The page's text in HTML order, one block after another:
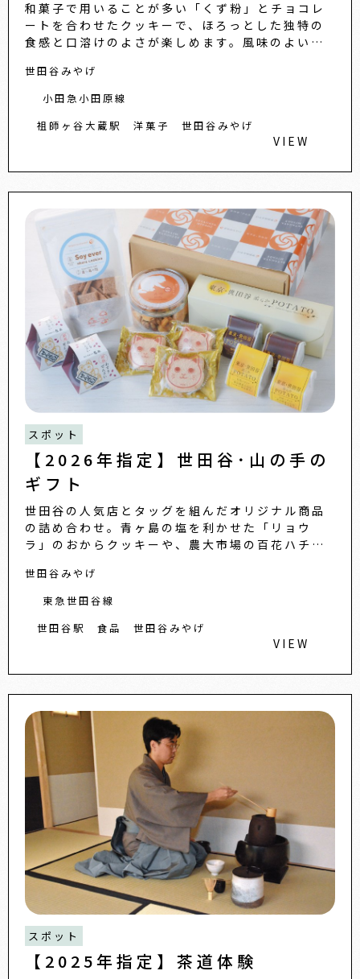
和菓子で用いることが多い「くず粉」とチョコレ
ートを合わせたクッキーで、ほろっとした独特の
食感と口溶けのよさが楽しめます。風味のよい高
や保存料は不使用。フレー...
世田谷みやげ
小田急小田原線
祖師ヶ谷大蔵駅
洋菓子 世田谷みやげ
VIEW
スポット
【2026年指定】世田谷･山の手の
ギフト
世田谷の人気店とタッグを組んだオリジナル商品
の詰め合わせ。青ヶ島の塩を利かせた「リョウ
ラ」のおからクッキーや、農大市場の百花ハチミ
発したダックワーズやぜんざ...
世田谷みやげ
東急世田谷線
世田谷駅
食品 世田谷みやげ
VIEW
スポット
【2025年指定】茶道体験